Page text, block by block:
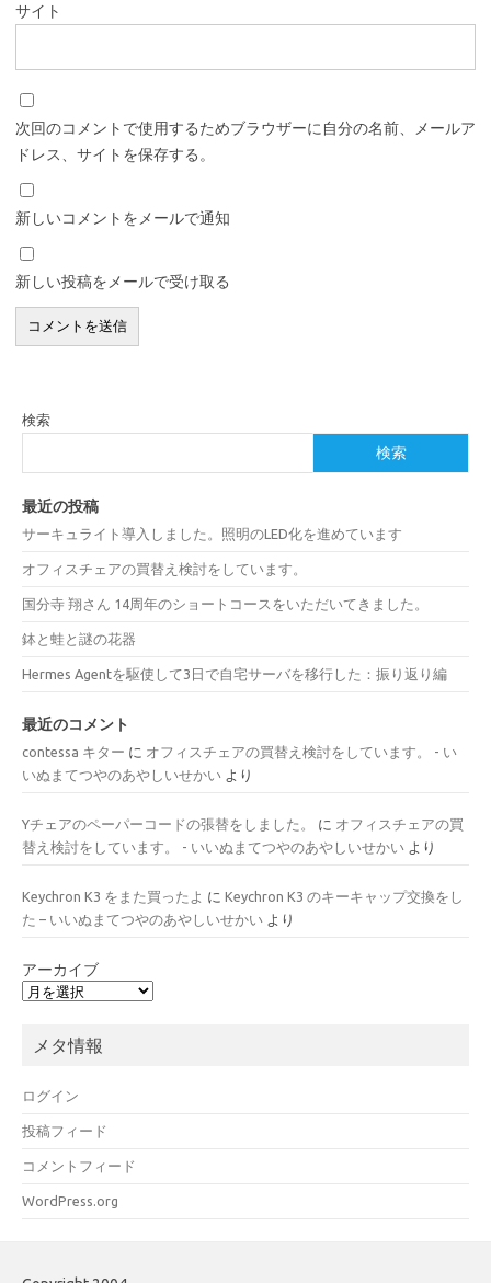
サイト
次回のコメントで使用するためブラウザーに自分の名前、メールア
ドレス、サイトを保存する。
新しいコメントをメールで通知
新しい投稿をメールで受け取る
検索
検索
最近の投稿
サーキュライト導入しました。照明のLED化を進めています
オフィスチェアの買替え検討をしています。
国分寺 翔さん 14周年のショートコースをいただいてきました。
鉢と蛙と謎の花器
Hermes Agentを駆使して3日で自宅サーバを移行した：振り返り編
最近のコメント
contessa キター に オフィスチェアの買替え検討をしています。 - い
いぬまてつやのあやしいせかい より
Yチェアのペーパーコードの張替をしました。 に オフィスチェアの買
替え検討をしています。 - いいぬまてつやのあやしいせかい より
Keychron K3 をまた買ったよ に Keychron K3 のキーキャップ交換をし
た – いいぬまてつやのあやしいせかい より
アーカイブ
メタ情報
ログイン
投稿フィード
コメントフィード
WordPress.org